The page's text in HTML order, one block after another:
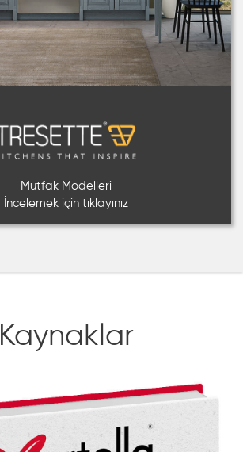
Mutfak Modelleri
İncelemek için tıklayınız
Kaynaklar